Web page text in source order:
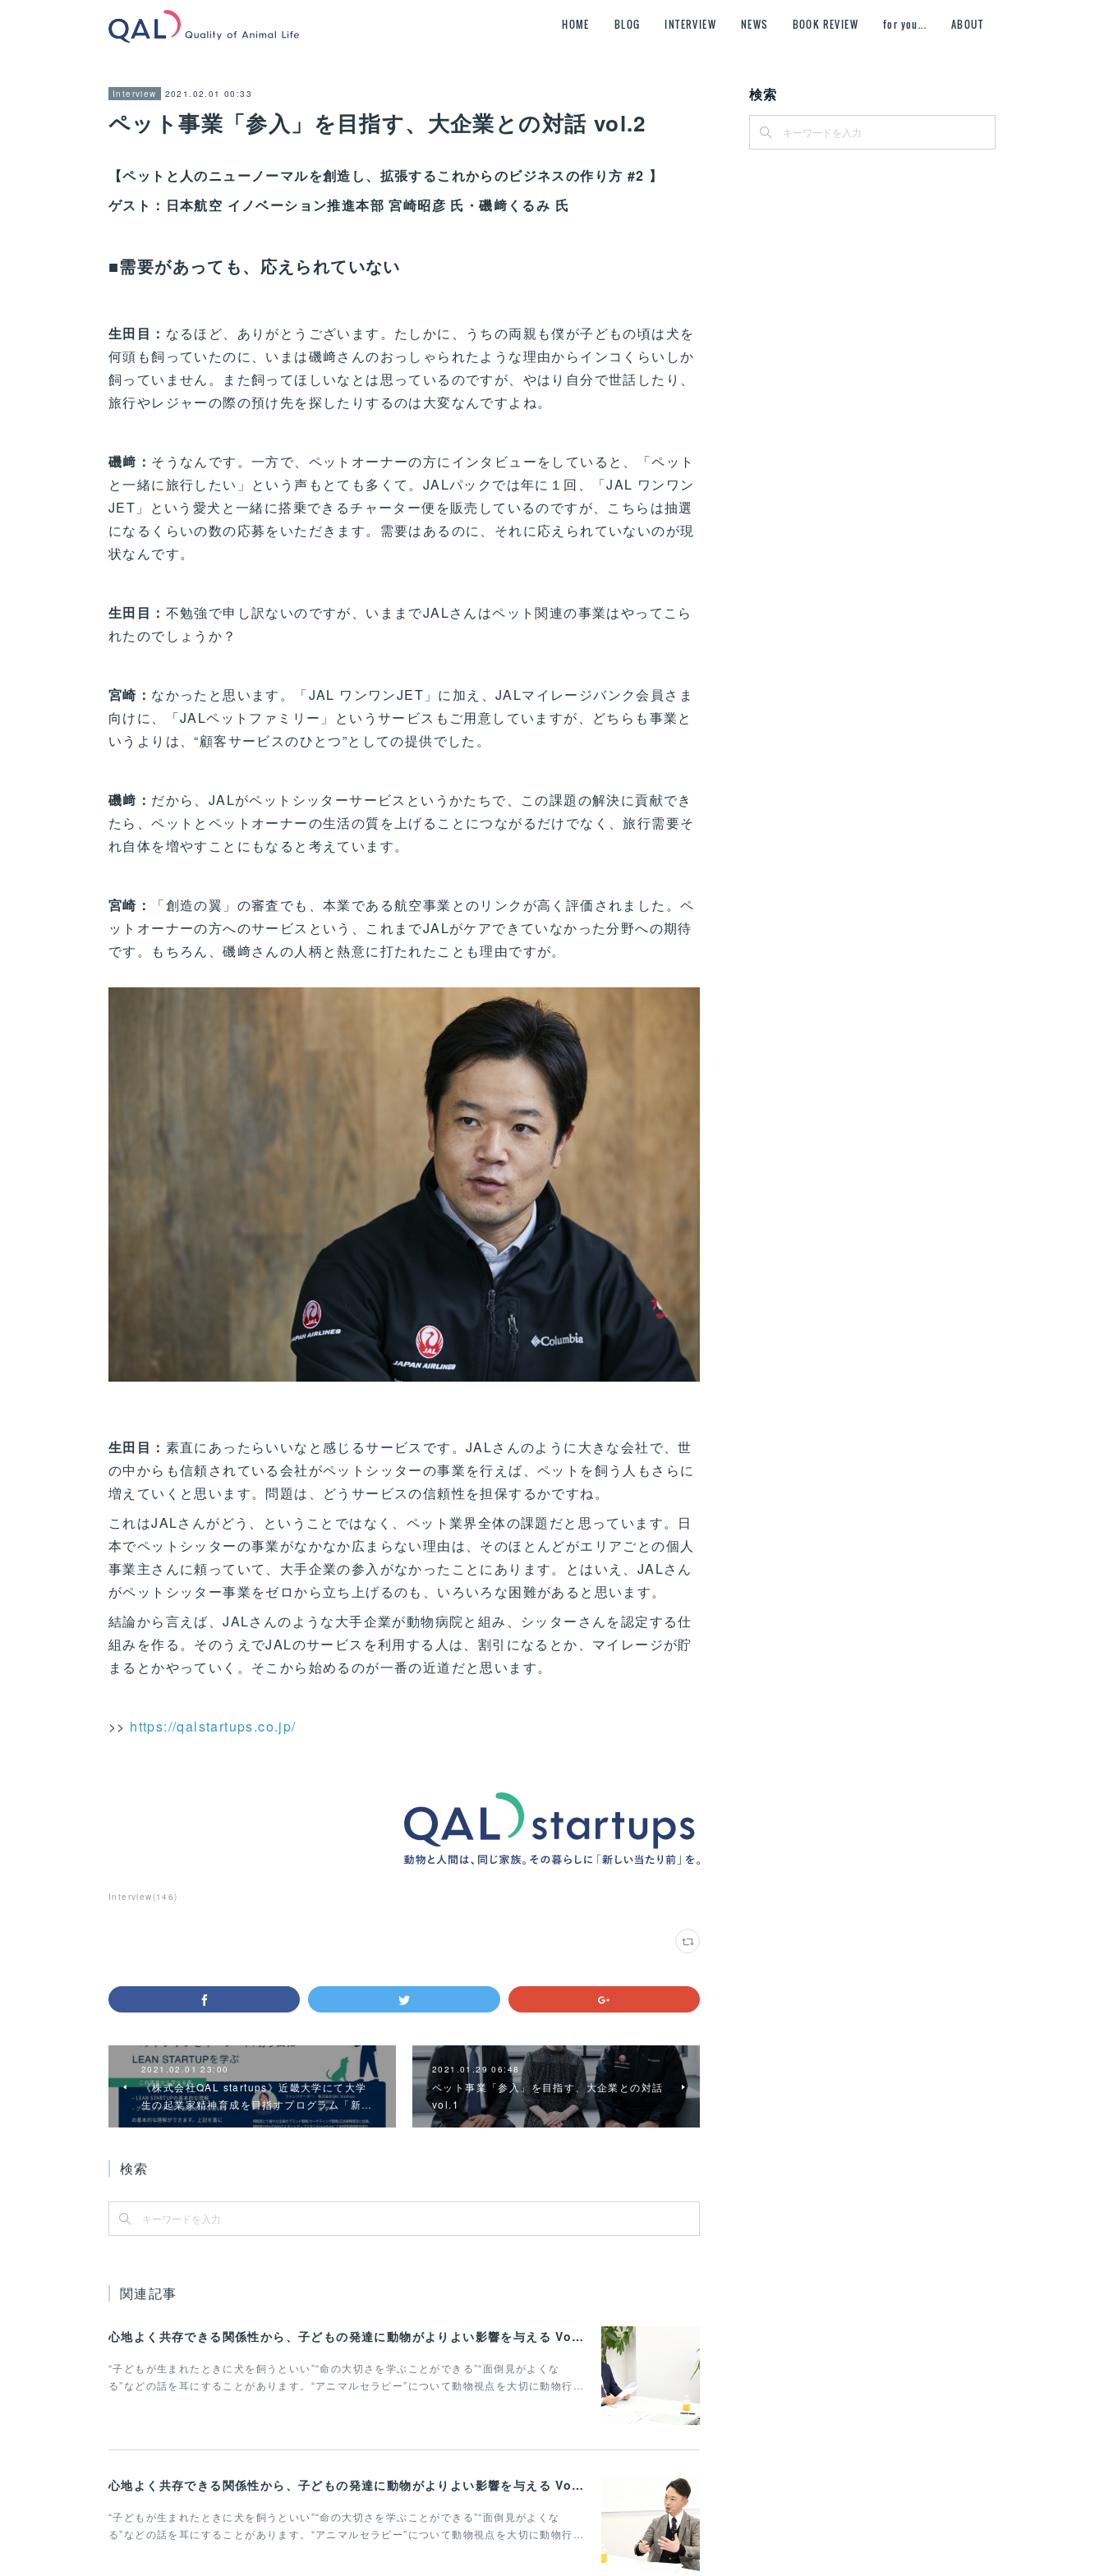
HOME BLOG INTERVIEW NEWS BOOK REVIEW for you... ABOUT
Interview 2021.02.01 00:33
ペット事業「参入」を目指す、大企業との対話 vol.2
【ペットと人のニューノーマルを創造し、拡張するこれからのビジネスの作り方 #2 】
ゲスト：日本航空 イノベーション推進本部 宮崎昭彦 氏・磯﨑くるみ 氏
■需要があっても、応えられていない
生田目： なるほど、ありがとうございます。たしかに、うちの両親も僕が子どもの頃は犬を
何頭も飼っていたのに、いまは磯﨑さんのおっしゃられたような理由からインコくらいしか
飼っていません。また飼ってほしいなとは思っているのですが、やはり自分で世話したり、
旅行やレジャーの際の預け先を探したりするのは大変なんですよね。
磯﨑： そうなんです。一方で、ペットオーナーの方にインタビューをしていると、「ペット
と一緒に旅行したい」という声もとても多くて。JALパックでは年に１回、「JAL ワンワン
JET」という愛犬と一緒に搭乗できるチャーター便を販売しているのですが、こちらは抽選
になるくらいの数の応募をいただきます。需要はあるのに、それに応えられていないのが現
状なんです。
生田目： 不勉強で申し訳ないのですが、いままでJALさんはペット関連の事業はやってこら
れたのでしょうか？
宮崎： なかったと思います。「JAL ワンワンJET」に加え、JALマイレージバンク会員さま
向けに、「JALペットファミリー」というサービスもご用意していますが、どちらも事業と
いうよりは、“顧客サービスのひとつ”としての提供でした。
磯﨑： だから、JALがペットシッターサービスというかたちで、この課題の解決に貢献でき
たら、ペットとペットオーナーの生活の質を上げることにつながるだけでなく、旅行需要そ
れ自体を増やすことにもなると考えています。
宮崎：
「創造の翼」の審査でも、本業である航空事業とのリンクが高く評価されました。ペ
ットオーナーの方へのサービスという、これまでJALがケアできていなかった分野への期待
です。もちろん、磯﨑さんの人柄と熱意に打たれたことも理由ですが。
生田目： 素直にあったらいいなと感じるサービスです。JALさんのように大きな会社で、世
の中からも信頼されている会社がペットシッターの事業を行えば、ペットを飼う人もさらに
増えていくと思います。問題は、どうサービスの信頼性を担保するかですね。
これはJALさんがどう、ということではなく、ペット業界全体の課題だと思っています。日
本でペットシッターの事業がなかなか広まらない理由は、そのほとんどがエリアごとの個人
事業主さんに頼っていて、大手企業の参入がなかったことにあります。とはいえ、JALさん
がペットシッター事業をゼロから立ち上げるのも、いろいろな困難があると思います。
結論から言えば、JALさんのような大手企業が動物病院と組み、シッターさんを認定する仕
組みを作る。そのうえでJALのサービスを利用する人は、割引になるとか、マイレージが貯
まるとかやっていく。そこから始めるのが一番の近道だと思います。
>> https://qalstartups.co.jp/
Interview (146)
2021.02.01 23:00
《株式会社QAL startups》近畿大学にて大学
生の起業家精神育成を目指すプログラム「新…
2021.01.29 06:48
ペット事業「参入」を目指す、大企業との対話
vol.1
検索
関連記事
心地よく共存できる関係性から、子どもの発達に動物がよりよい影響を与える Vol.3
“子どもが生まれたときに犬を飼うといい”“命の大切さを学ぶことができる”“面倒見がよくな
る”などの話を耳にすることがあります。“アニマルセラピー”について動物視点を大切に動物行…
心地よく共存できる関係性から、子どもの発達に動物がよりよい影響を与える Vol.2
“子どもが生まれたときに犬を飼うといい”“命の大切さを学ぶことができる”“面倒見がよくな
る”などの話を耳にすることがあります。“アニマルセラピー”について動物視点を大切に動物行…
検索